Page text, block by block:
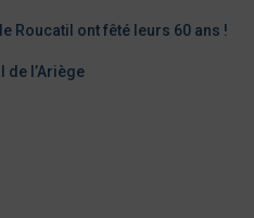
Roucatil ont fêté leurs 60 ans !
de l’Ariège